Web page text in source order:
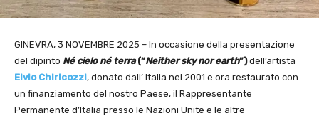
GINEVRA, 3 NOVEMBRE 2025 – In occasione della presentazione
del dipinto Né cielo né terra(“Neither sky nor earth”)dell’artista
Elvio Chiricozzi, donato dall’ Italia nel 2001 e ora restaurato con
un finanziamento del nostro Paese, il Rappresentante
Permanente d’Italia presso le Nazioni Unite e le altre